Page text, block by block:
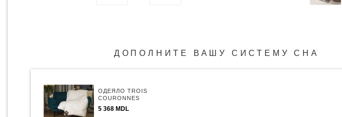
ДОПОЛНИТЕ ВАШУ СИСТЕМУ СНА
ОДЕЯЛО TROIS
COURONNES
LOTUS
5 368 MDL